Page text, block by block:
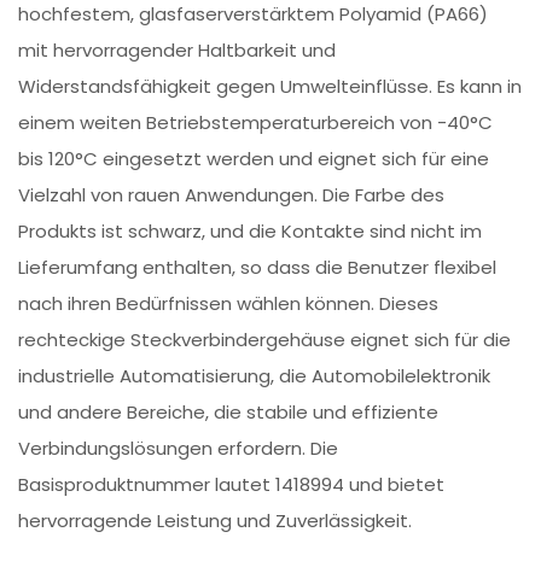
hochfestem, glasfaserverstärktem Polyamid (PA66)
mit hervorragender Haltbarkeit und
Widerstandsfähigkeit gegen Umwelteinflüsse. Es kann in
einem weiten Betriebstemperaturbereich von -40°C
bis 120°C eingesetzt werden und eignet sich für eine
Vielzahl von rauen Anwendungen. Die Farbe des
Produkts ist schwarz, und die Kontakte sind nicht im
Lieferumfang enthalten, so dass die Benutzer flexibel
nach ihren Bedürfnissen wählen können. Dieses
rechteckige Steckverbindergehäuse eignet sich für die
industrielle Automatisierung, die Automobilelektronik
und andere Bereiche, die stabile und effiziente
Verbindungslösungen erfordern. Die
Basisproduktnummer lautet 1418994 und bietet
hervorragende Leistung und Zuverlässigkeit.